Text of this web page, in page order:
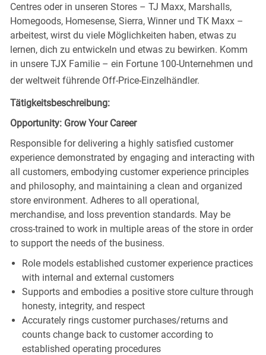
Centres oder in unseren Stores – TJ Maxx, Marshalls,
Homegoods, Homesense, Sierra, Winner und TK Maxx –
arbeitest, wirst du viele Möglichkeiten haben, etwas zu
lernen, dich zu entwickeln und etwas zu bewirken. Komm
in unsere TJX Familie – ein Fortune 100-Unternehmen und
der weltweit führende Off-Price-Einzelhändler.
Tätigkeitsbeschreibung:
Opportunity: Grow Your Career
Responsible for delivering a highly satisfied customer
experience demonstrated by engaging and interacting with
all customers, embodying customer experience principles
and philosophy, and maintaining a clean and organized
store environment. Adheres to all operational,
merchandise, and loss prevention standards. May be
cross-trained to work in multiple areas of the store in order
to support the needs of the business.
Role models established customer experience practices
with internal and external customers
Supports and embodies a positive store culture through
honesty, integrity, and respect
Accurately rings customer purchases/returns and
counts change back to customer according to
established operating procedures